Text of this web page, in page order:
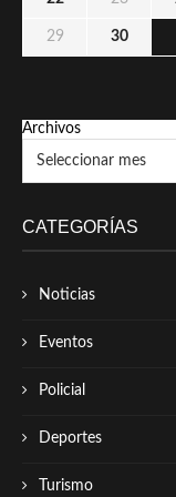
29 30
Archivos
CATEGORÍAS
Noticias
Eventos
Policial
Deportes
Turismo